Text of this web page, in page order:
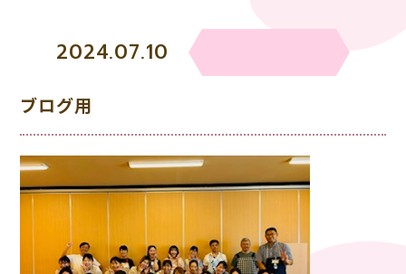
2024.07.10
ブログ用